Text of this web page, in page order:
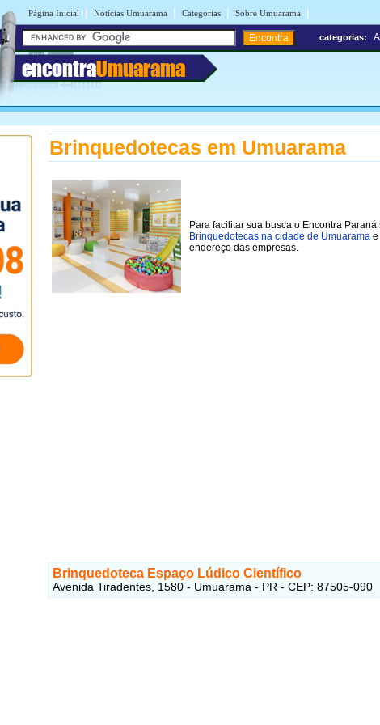
Página Inicial | Notícias Umuarama | Categorias | Sobre Umuarama |
encontraUmuarama
categorias: A
Brinquedotecas em Umuarama
Para facilitar sua busca o Encontra
Brinquedotecas na cidade de Umuarama e
endereço das empresas.
Brinquedoteca Espaço Lúdico Científico
Avenida Tiradentes, 1580 - Umuarama - PR - CEP: 87505-090